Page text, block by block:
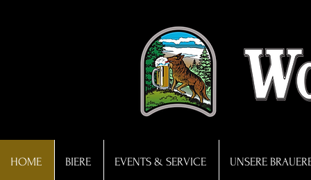
HOME BIERE EVENTS & SERVICE UNSERE